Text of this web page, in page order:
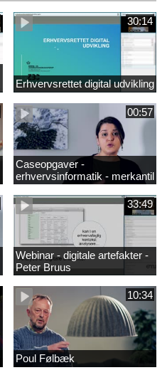
30:14
Erhvervsrettet digital udvikling
00:57
Caseopgaver -
erhvervsinformatik - merkantil
33:49
Webinar - digitale artefakter -
Peter Bruus
10:34
Poul Følbæk